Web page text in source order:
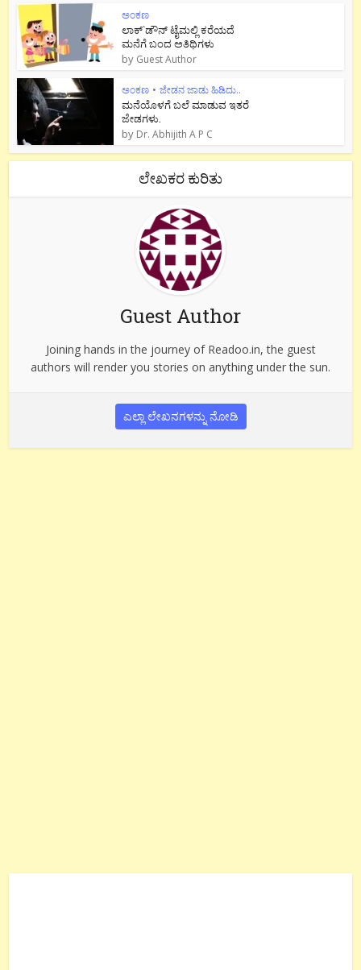
ಅಂಕಣ
ಲಾಕ್`ಡೌನ್ ಟೈಮಲ್ಲಿ ಕರೆಯದೆ
ಮನೆಗೆ ಬಂದ ಅತಿಥಿಗಳು
by Guest Author
ಅಂಕಣ • ಜೇಡನ ಜಾಡು ಹಿಡಿದು..
ಮನೆಯೊಳಗೆ ಬಲೆ ಮಾಡುವ ಇತರೆ
ಜೇಡಗಳು.
by Dr. Abhijith A P C
ಲೇಖಕರ ಕುರಿತು
Guest Author
Joining hands in the journey of Readoo.in, the guest
authors will render you stories on anything under the sun.
ಎಲ್ಲಾ ಲೇಖನಗಳನ್ನು ನೋಡಿ